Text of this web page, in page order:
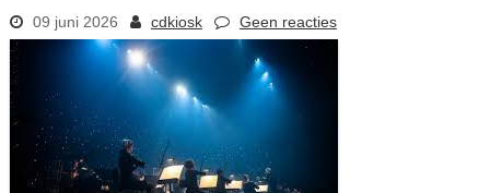
09 juni 2026 cdkiosk Geen reacties